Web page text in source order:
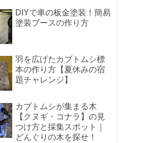
DIYで車の板金塗装！簡易
塗装ブースの作り方
羽を広げたカブトムシ標
本の作り方【夏休みの宿
題チャレンジ】
カブトムシが集まる木
【クヌギ・コナラ】の見
つけ方と採集スポット｜
どんぐりの木を探せ！